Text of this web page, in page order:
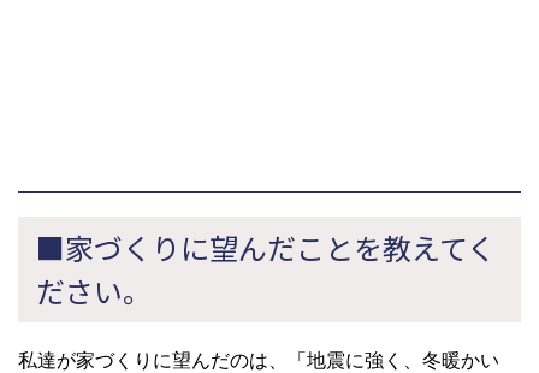
■家づくりに望んだことを教えてく
ださい。
私達が家づくりに望んだのは、「地震に強く、冬暖かい